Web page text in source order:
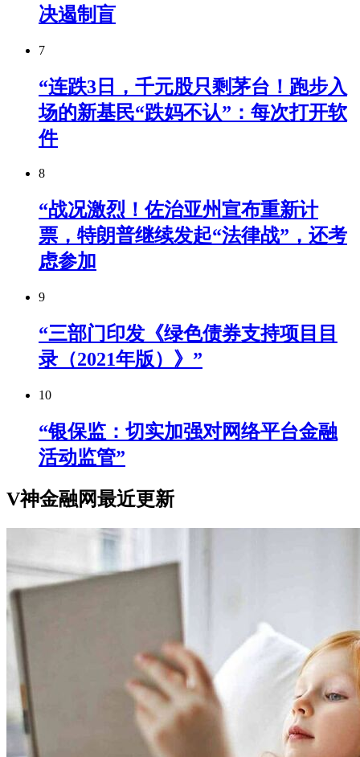
决遏制盲
7
“连跌3日，千元股只剩茅台！跑步入
场的新基民“跌妈不认”：每次打开软
件
8
“战况激烈！佐治亚州宣布重新计
票，特朗普继续发起“法律战”，还考
虑参加
9
“三部门印发《绿色债券支持项目目
录（2021年版）》”
10
“银保监：切实加强对网络平台金融
活动监管”
V神金融网最近更新